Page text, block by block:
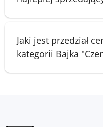
Jaki jest przedział
kategorii Bajka